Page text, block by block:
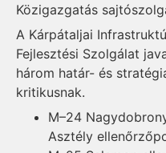
Közigazgatás
A Kárpátaljai
Fejlesztési Szolgálat
három határ- és
kritikusnak.
M–24
Asztély